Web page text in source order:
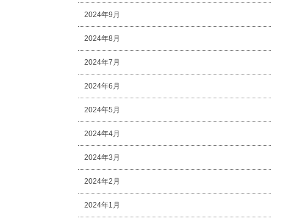
2024年9月
2024年8月
2024年7月
2024年6月
2024年5月
2024年4月
2024年3月
2024年2月
2024年1月